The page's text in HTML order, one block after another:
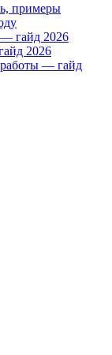
примеры
— гайд 2026
2026
— гайд